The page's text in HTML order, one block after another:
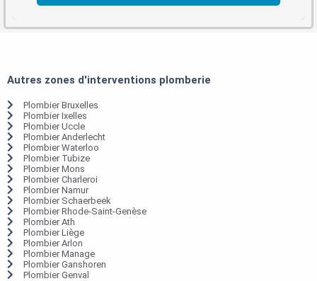
Autres zones d'interventions plomberie
Plombier Bruxelles
Plombier Ixelles
Plombier Uccle
Plombier Anderlecht
Plombier Waterloo
Plombier Tubize
Plombier Mons
Plombier Charleroi
Plombier Namur
Plombier Schaerbeek
Plombier Rhode-Saint-Genèse
Plombier Ath
Plombier Liège
Plombier Arlon
Plombier Manage
Plombier Ganshoren
Plombier Genval